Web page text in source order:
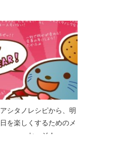
アシタノレシピから、明
日を楽しくするためのメ
ッセージ！